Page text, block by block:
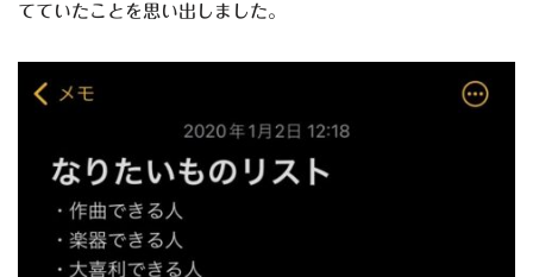
てていたことを思い出しました。